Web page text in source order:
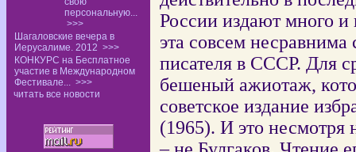
персональную...
>>>
Шагаловские вечера в
Иерусалиме. 2012 >>>
КОНКУРС на Бесплатное
участие в Международном
Фестивале... >>>
читать все новости
России издают много и
эта совсем
писателя в СССР. Для
бешеный ажиотаж,
советское издание
(1965). И это несмотря